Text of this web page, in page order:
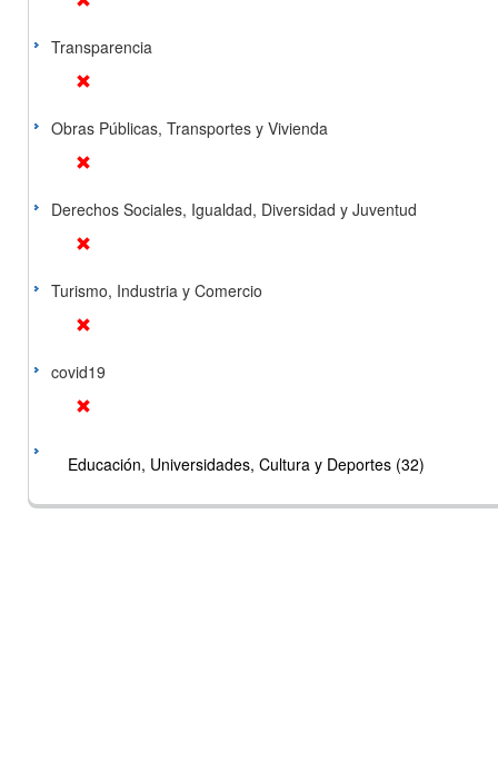
Transparencia
Obras Públicas, Transportes y Vivienda
Derechos Sociales, Igualdad, Diversidad y Juventud
Turismo, Industria y Comercio
covid19
Educación, Universidades, Cultura y Deportes (32)